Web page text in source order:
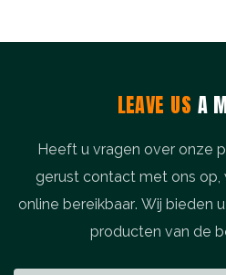
LEAVE US A
Heeft u vragen over onze
gerust contact met ons op,
online bereikbaar. Wij bieden
producten van de